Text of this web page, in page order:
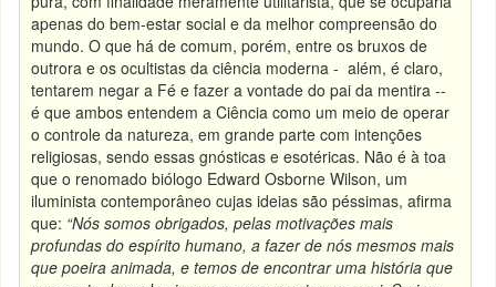
apenas do bem-estar social e da melhor compreensão do
mundo. O que há de comum, porém, entre os bruxos de
outrora e os ocultistas da ciência moderna - além, é claro,
tentarem negar a Fé e fazer a vontade do pai da mentira --
é que ambos entendem a Ciência como um meio de operar
o controle da natureza, em grande parte com intenções
religiosas, sendo essas gnósticas e esotéricas. Não é à toa
que o renomado biólogo Edward Osborne Wilson, um
iluminista contemporâneo cujas ideias são péssimas, afirma
que: “Nós somos obrigados, pelas motivações mais
profundas do espírito humano, a fazer de nós mesmos mais
que poeira animada, e temos de encontrar uma história que